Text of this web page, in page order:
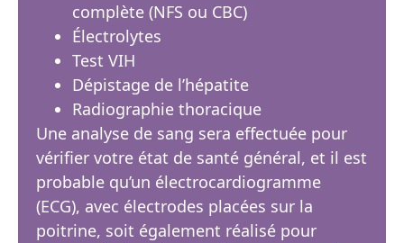
complète (NFS ou CBC)
Électrolytes
Test VIH
Dépistage de l’hépatite
Radiographie thoracique
Une analyse de sang sera effectuée pour
vérifier votre état de santé général, et il est
probable qu’un électrocardiogramme
(ECG), avec électrodes placées sur la
poitrine, soit également réalisé pour